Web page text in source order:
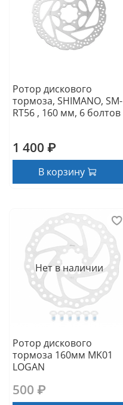
Ротор дискового
тормоза, SHIMANO, SM-
RT56 , 160 мм, 6 болтов
1 400 ₽
В корзину
Нет в наличии
Ротор дискового
тормоза 160мм MK01
LOGAN
500 ₽